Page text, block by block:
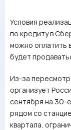
Условия
по кредиту в
можно оплатить
будет
Из-за
организует
сентября на
рядом со
квартала,